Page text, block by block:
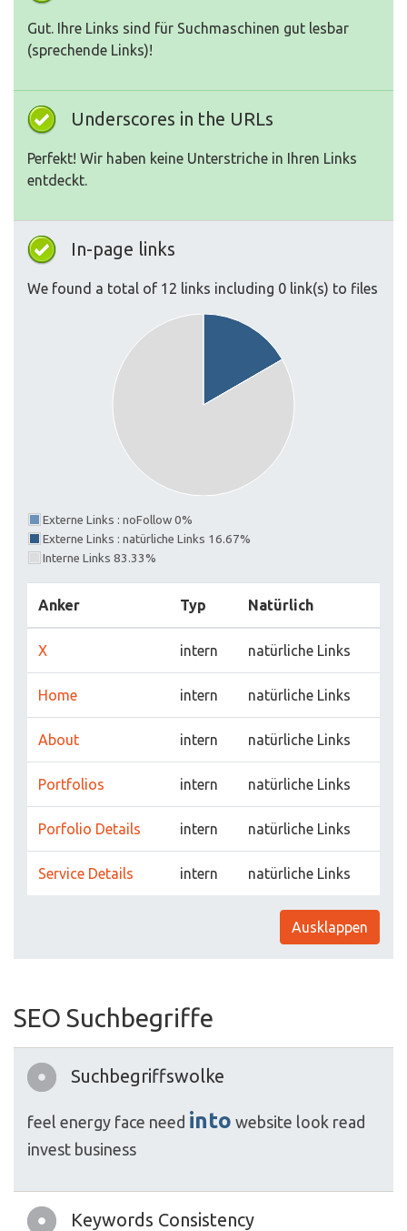
Gut. Ihre Links sind für Suchmaschinen gut lesbar
(sprechende Links)!
Underscores in the URLs
Perfekt! Wir haben keine Unterstriche in Ihren Links
entdeckt.
In-page links
We found a total of 12 links including 0 link(s) to files
Externe Links : noFollow 0%
Externe Links : natürliche Links 16.67%
Interne Links 83.33%
Anker Typ Natürlich
X intern natürliche Links
Home intern natürliche Links
About intern natürliche Links
Portfolios intern natürliche Links
Porfolio Details intern natürliche Links
Service Details intern natürliche Links
Ausklappen
SEO Suchbegriffe
Suchbegriffswolke
feel energy face need into website look read
invest business
Keywords Consistency